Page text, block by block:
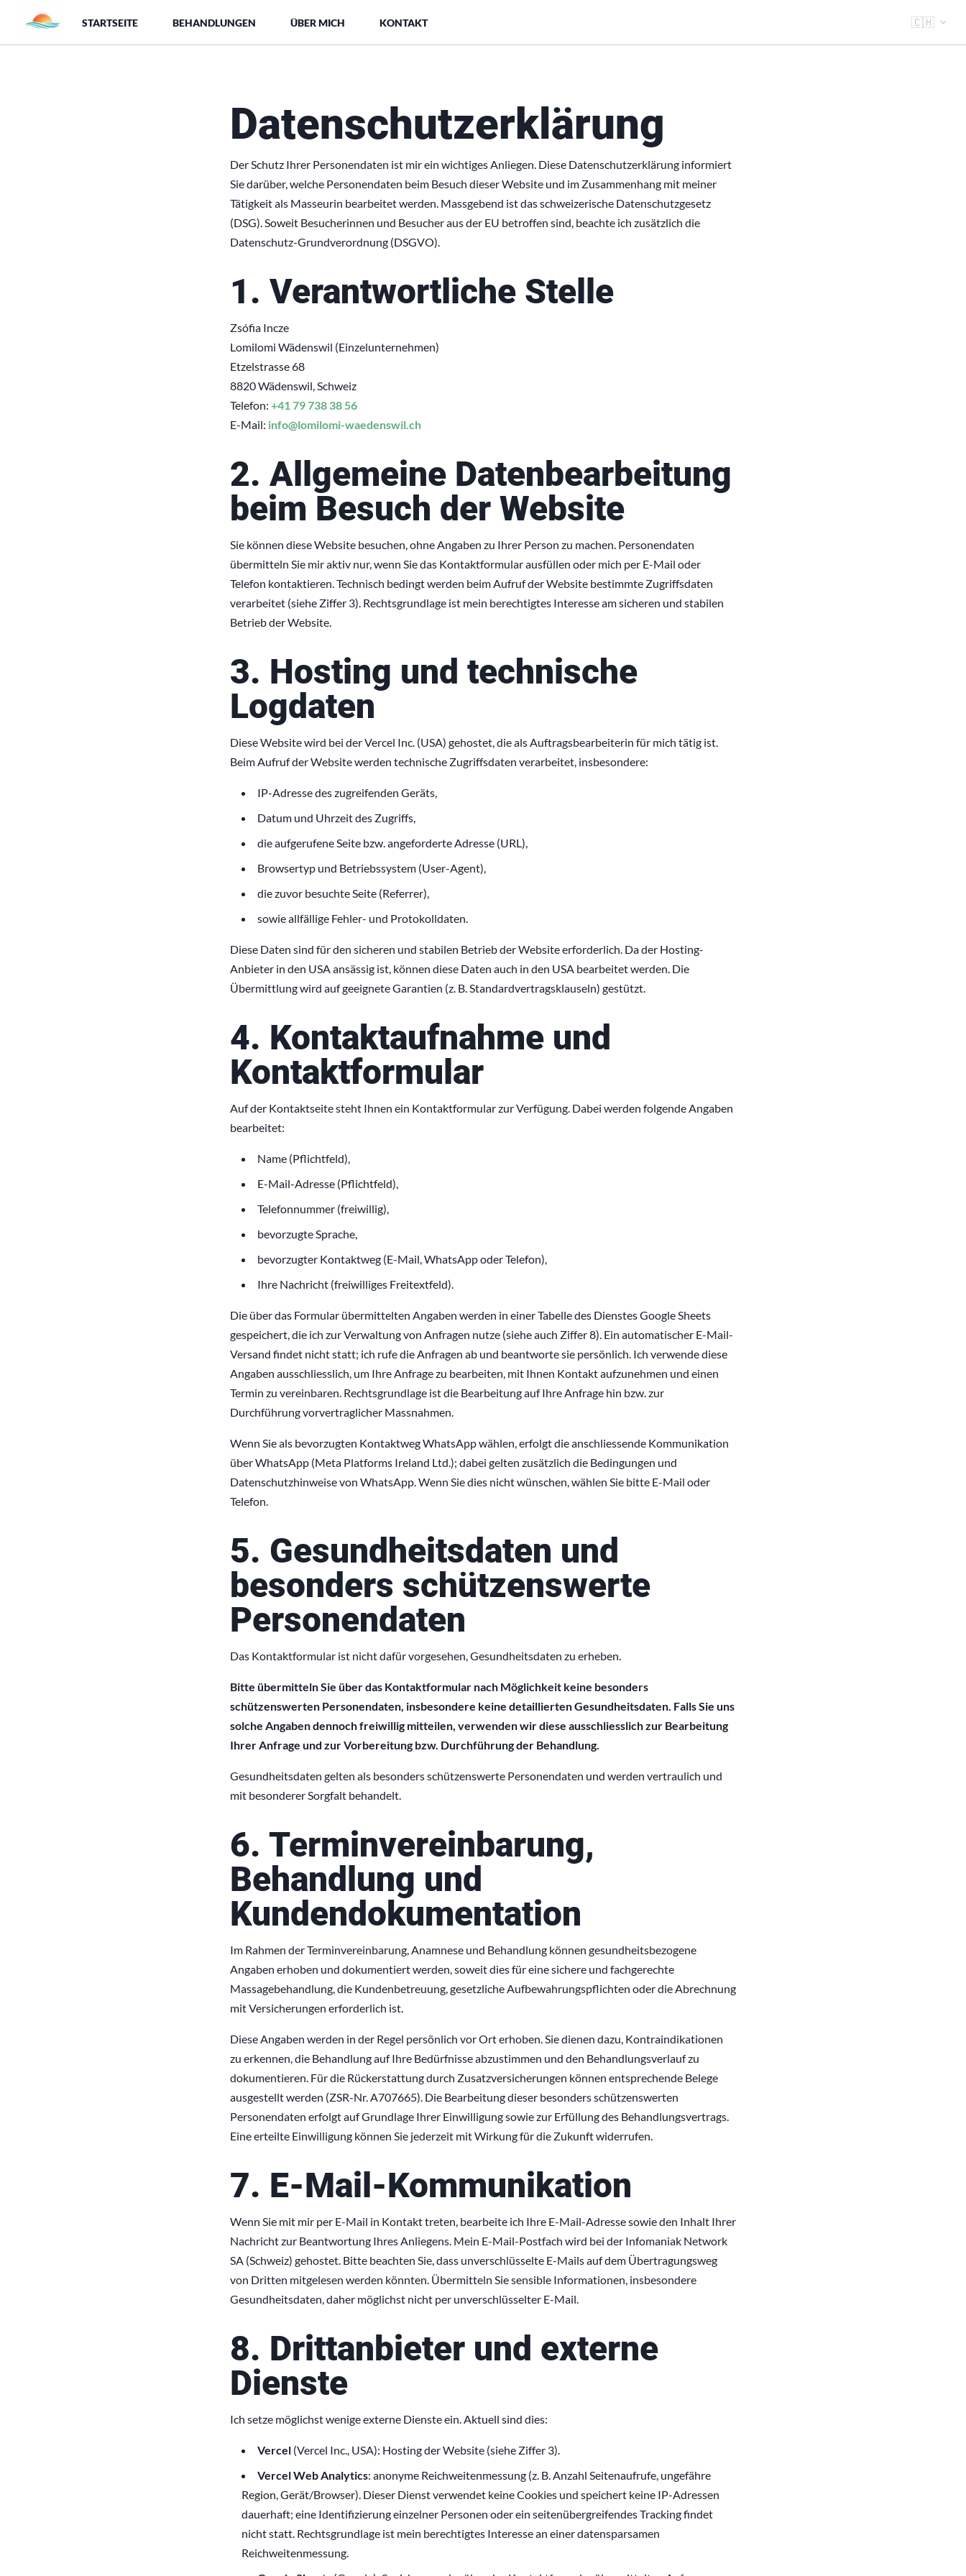
STARTSEITE BEHANDLUNGEN ÜBER MICH KONTAKT 🇨🇭
Datenschutzerklärung
Der Schutz Ihrer Personendaten ist mir ein wichtiges Anliegen. Diese Datenschutzerklärung informiert
Sie darüber, welche Personendaten beim Besuch dieser Website und im Zusammenhang mit meiner
Tätigkeit als Masseurin bearbeitet werden. Massgebend ist das schweizerische Datenschutzgesetz
(DSG). Soweit Besucherinnen und Besucher aus der EU betroffen sind, beachte ich zusätzlich die
Datenschutz-Grundverordnung (DSGVO).
1. Verantwortliche Stelle
Zsófia Incze
Lomilomi Wädenswil (Einzelunternehmen)
Etzelstrasse 68
8820 Wädenswil, Schweiz
Telefon: +41 79 738 38 56
E-Mail: info@lomilomi-waedenswil.ch
2. Allgemeine Datenbearbeitung
beim Besuch der Website
Sie können diese Website besuchen, ohne Angaben zu Ihrer Person zu machen. Personendaten
übermitteln Sie mir aktiv nur, wenn Sie das Kontaktformular ausfüllen oder mich per E-Mail oder
Telefon kontaktieren. Technisch bedingt werden beim Aufruf der Website bestimmte Zugriffsdaten
verarbeitet (siehe Ziffer 3). Rechtsgrundlage ist mein berechtigtes Interesse am sicheren und stabilen
Betrieb der Website.
3. Hosting und technische
Logdaten
Diese Website wird bei der Vercel Inc. (USA) gehostet, die als Auftragsbearbeiterin für mich tätig ist.
Beim Aufruf der Website werden technische Zugriffsdaten verarbeitet, insbesondere:
IP-Adresse des zugreifenden Geräts,
Datum und Uhrzeit des Zugriffs,
die aufgerufene Seite bzw. angeforderte Adresse (URL),
Browsertyp und Betriebssystem (User-Agent),
die zuvor besuchte Seite (Referrer),
sowie allfällige Fehler- und Protokolldaten.
Diese Daten sind für den sicheren und stabilen Betrieb der Website erforderlich. Da der Hosting-
Anbieter in den USA ansässig ist, können diese Daten auch in den USA bearbeitet werden. Die
Übermittlung wird auf geeignete Garantien (z. B. Standardvertragsklauseln) gestützt.
4. Kontaktaufnahme und
Kontaktformular
Auf der Kontaktseite steht Ihnen ein Kontaktformular zur Verfügung. Dabei werden folgende Angaben
bearbeitet:
Name (Pflichtfeld),
E-Mail-Adresse (Pflichtfeld),
Telefonnummer (freiwillig),
bevorzugte Sprache,
bevorzugter Kontaktweg (E-Mail, WhatsApp oder Telefon),
Ihre Nachricht (freiwilliges Freitextfeld).
Die über das Formular übermittelten Angaben werden in einer Tabelle des Dienstes Google Sheets
gespeichert, die ich zur Verwaltung von Anfragen nutze (siehe auch Ziffer 8). Ein automatischer E-Mail-
Versand findet nicht statt; ich rufe die Anfragen ab und beantworte sie persönlich. Ich verwende diese
Angaben ausschliesslich, um Ihre Anfrage zu bearbeiten, mit Ihnen Kontakt aufzunehmen und einen
Termin zu vereinbaren. Rechtsgrundlage ist die Bearbeitung auf Ihre Anfrage hin bzw. zur
Durchführung vorvertraglicher Massnahmen.
Wenn Sie als bevorzugten Kontaktweg WhatsApp wählen, erfolgt die anschliessende Kommunikation
über WhatsApp (Meta Platforms Ireland Ltd.); dabei gelten zusätzlich die Bedingungen und
Datenschutzhinweise von WhatsApp. Wenn Sie dies nicht wünschen, wählen Sie bitte E-Mail oder
Telefon.
5. Gesundheitsdaten und
besonders schützenswerte
Personendaten
Das Kontaktformular ist nicht dafür vorgesehen, Gesundheitsdaten zu erheben.
Bitte übermitteln Sie über das Kontaktformular nach Möglichkeit keine besonders
schützenswerten Personendaten, insbesondere keine detaillierten Gesundheitsdaten. Falls Sie uns
solche Angaben dennoch freiwillig mitteilen, verwenden wir diese ausschliesslich zur Bearbeitung
Ihrer Anfrage und zur Vorbereitung bzw. Durchführung der Behandlung.
Gesundheitsdaten gelten als besonders schützenswerte Personendaten und werden vertraulich und
mit besonderer Sorgfalt behandelt.
6. Terminvereinbarung,
Behandlung und
Kundendokumentation
Im Rahmen der Terminvereinbarung, Anamnese und Behandlung können gesundheitsbezogene
Angaben erhoben und dokumentiert werden, soweit dies für eine sichere und fachgerechte
Massagebehandlung, die Kundenbetreuung, gesetzliche Aufbewahrungspflichten oder die Abrechnung
mit Versicherungen erforderlich ist.
Diese Angaben werden in der Regel persönlich vor Ort erhoben. Sie dienen dazu, Kontraindikationen
zu erkennen, die Behandlung auf Ihre Bedürfnisse abzustimmen und den Behandlungsverlauf zu
dokumentieren. Für die Rückerstattung durch Zusatzversicherungen können entsprechende Belege
ausgestellt werden (ZSR-Nr. A707665). Die Bearbeitung dieser besonders schützenswerten
Personendaten erfolgt auf Grundlage Ihrer Einwilligung sowie zur Erfüllung des Behandlungsvertrags.
Eine erteilte Einwilligung können Sie jederzeit mit Wirkung für die Zukunft widerrufen.
7. E-Mail-Kommunikation
Wenn Sie mit mir per E-Mail in Kontakt treten, bearbeite ich Ihre E-Mail-Adresse sowie den Inhalt Ihrer
Nachricht zur Beantwortung Ihres Anliegens. Mein E-Mail-Postfach wird bei der Infomaniak Network
SA (Schweiz) gehostet. Bitte beachten Sie, dass unverschlüsselte E-Mails auf dem Übertragungsweg
von Dritten mitgelesen werden könnten. Übermitteln Sie sensible Informationen, insbesondere
Gesundheitsdaten, daher möglichst nicht per unverschlüsselter E-Mail.
8. Drittanbieter und externe
Dienste
Ich setze möglichst wenige externe Dienste ein. Aktuell sind dies:
Vercel (Vercel Inc., USA): Hosting der Website (siehe Ziffer 3).
Vercel Web Analytics: anonyme Reichweitenmessung (z. B. Anzahl Seitenaufrufe, ungefähre
Region, Gerät/Browser). Dieser Dienst verwendet keine Cookies und speichert keine IP-Adressen
dauerhaft; eine Identifizierung einzelner Personen oder ein seitenübergreifendes Tracking findet
nicht statt. Rechtsgrundlage ist mein berechtigtes Interesse an einer datensparsamen
Reichweitenmessung.